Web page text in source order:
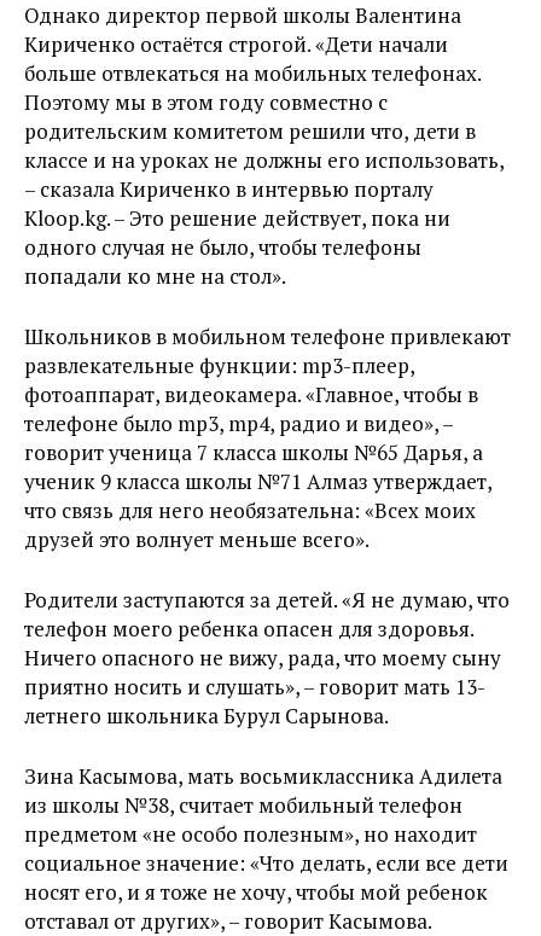
Однако директор первой школы Валентина
Кириченко остаётся строгой. «Дети начали
больше отвлекаться на мобильных телефонах.
Поэтому мы в этом году совместно с
родительским комитетом решили что, дети в
классе и на уроках не должны его использовать,
– сказала Кириченко в интервью порталу
Kloop.kg. – Это решение действует, пока ни
одного случая не было, чтобы телефоны
попадали ко мне на стол».
Школьников в мобильном телефоне привлекают
развлекательные функции: mp3-плеер,
фотоаппарат, видеокамера. «Главное, чтобы в
телефоне было mp3, mp4, радио и видео», –
говорит ученица 7 класса школы №65 Дарья, а
ученик 9 класса школы №71 Алмаз утверждает,
что связь для него необязательна: «Всех моих
друзей это волнует меньше всего».
Родители заступаются за детей. «Я не думаю, что
телефон моего ребенка опасен для здоровья.
Ничего опасного не вижу, рада, что моему сыну
приятно носить и слушать», – говорит мать 13-
летнего школьника Бурул Сарынова.
Зина Касымова, мать восьмиклассника Адилета
из школы №38, считает мобильный телефон
предметом «не особо полезным», но находит
социальное значение: «Что делать, если все дети
носят его, и я тоже не хочу, чтобы мой ребенок
отставал от других», – говорит Касымова.